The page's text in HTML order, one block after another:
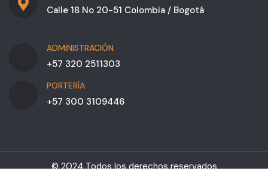
Calle 18 No 20-51 Colombia / Bogotá
ADMINISTRACIÓN
+57 320 2511303
PORTERÍA
+57 300 3109446
© 2024 Todos los derechos reservados